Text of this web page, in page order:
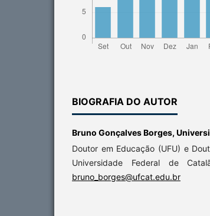
BIOGRAFIA DO AUTOR
Bruno Gonçalves Borges,
Doutor em Educação (UFU) e
Universidade Federal de
bruno_borges@ufcat.edu.br